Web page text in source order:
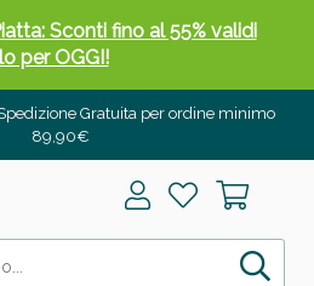
Gratuita per ordine minimo
89,90€
Sconti fino al 55% validi
per OGGI!